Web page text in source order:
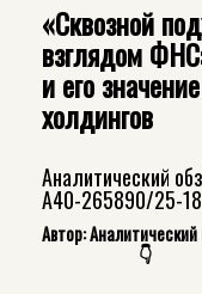
«Сквозной
взглядом
и его
холдингов
Аналитический
А40-265890/25-
Автор:
👇